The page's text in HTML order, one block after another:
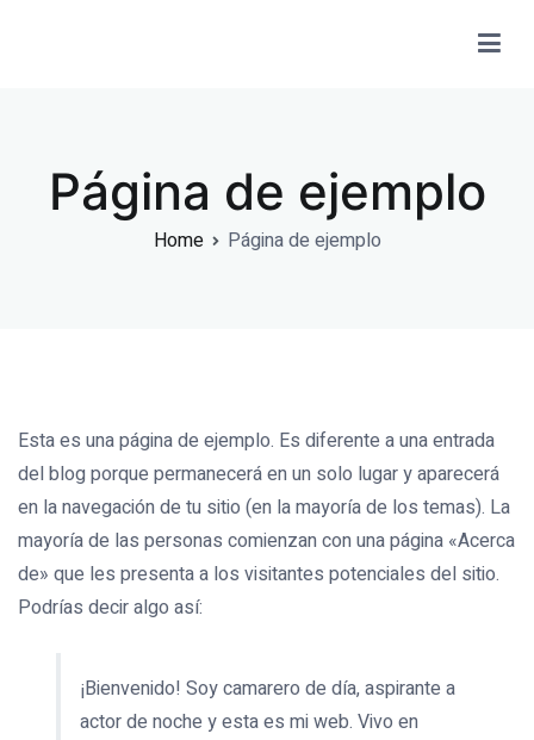
Página de ejemplo
Home Página de ejemplo
Esta es una página de ejemplo. Es diferente a una entrada
del blog porque permanecerá en un solo lugar y aparecerá
en la navegación de tu sitio (en la mayoría de los temas). La
mayoría de las personas comienzan con una página «Acerca
de» que les presenta a los visitantes potenciales del sitio.
Podrías decir algo así:
¡Bienvenido! Soy camarero de día, aspirante a
actor de noche y esta es mi web. Vivo en